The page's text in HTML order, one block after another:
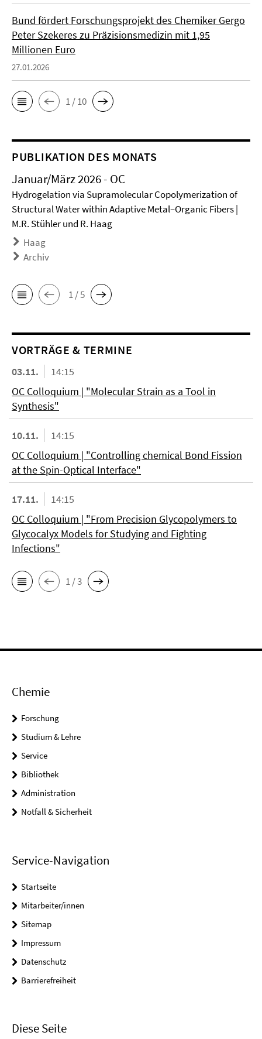
Bund fördert Forschungsprojekt des Chemiker Gergo
Peter Szekeres zu Präzisionsmedizin mit 1,95
Millionen Euro
27.01.2026
1 / 10
PUBLIKATION DES MONATS
Januar/März 2026 - OC
Hydrogelation via Supramolecular Copolymerization of
Structural Water within Adaptive Metal–Organic Fibers |
M.R. Stühler und R. Haag
Haag
Archiv
1 / 5
VORTRÄGE & TERMINE
03.11.
14:15
OC Colloquium | "Molecular Strain as a Tool in
Synthesis"
10.11.
14:15
OC Colloquium | "Controlling chemical Bond Fission
at the Spin-Optical Interface"
17.11.
14:15
OC Colloquium | "From Precision Glycopolymers to
Glycocalyx Models for Studying and Fighting
Infections"
1 / 3
Chemie
Forschung
Studium & Lehre
Service
Bibliothek
Administration
Notfall & Sicherheit
Service-Navigation
Startseite
Mitarbeiter/innen
Sitemap
Impressum
Datenschutz
Barrierefreiheit
Diese Seite